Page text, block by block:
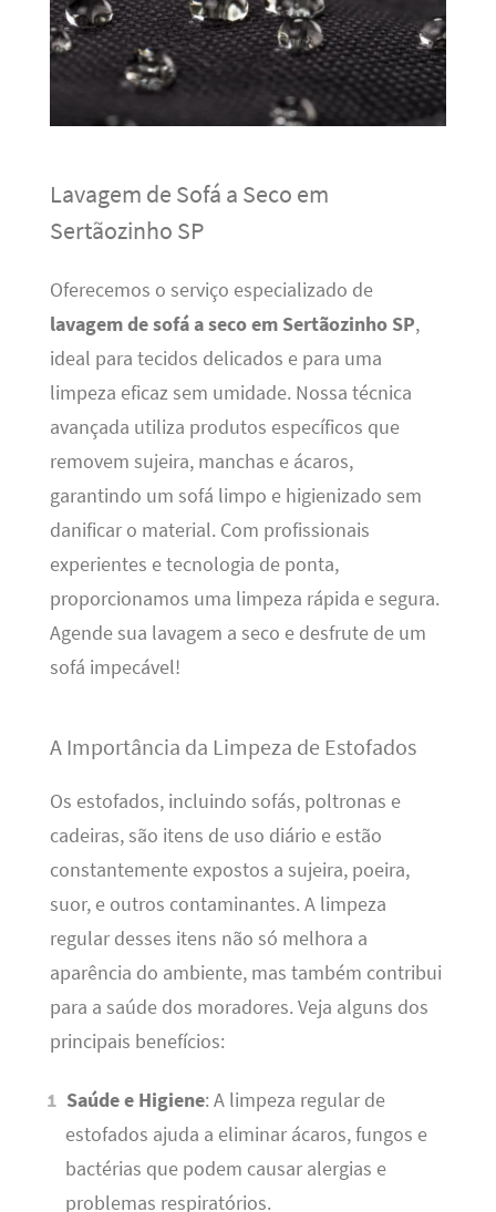
Lavagem de Sofá a Seco em
Sertãozinho SP
Oferecemos o serviço especializado de
lavagem de sofá a seco em Sertãozinho SP,
ideal para tecidos delicados e para uma
limpeza eficaz sem umidade. Nossa técnica
avançada utiliza produtos específicos que
removem sujeira, manchas e ácaros,
garantindo um sofá limpo e higienizado sem
danificar o material. Com profissionais
experientes e tecnologia de ponta,
proporcionamos uma limpeza rápida e segura.
Agende sua lavagem a seco e desfrute de um
sofá impecável!
A Importância da Limpeza de Estofados
Os estofados, incluindo sofás, poltronas e
cadeiras, são itens de uso diário e estão
constantemente expostos a sujeira, poeira,
suor, e outros contaminantes. A limpeza
regular desses itens não só melhora a
aparência do ambiente, mas também contribui
para a saúde dos moradores. Veja alguns dos
principais benefícios:
Saúde e Higiene: A limpeza regular de
estofados ajuda a eliminar ácaros, fungos e
bactérias que podem causar alergias e
problemas respiratórios.